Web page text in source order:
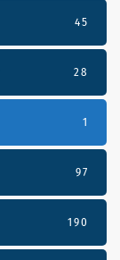
45
28
1
97
190